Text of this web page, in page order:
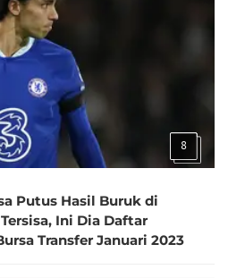
8
Putus Hasil Buruk di
Ini Dia Daftar
Transfer Januari 2023